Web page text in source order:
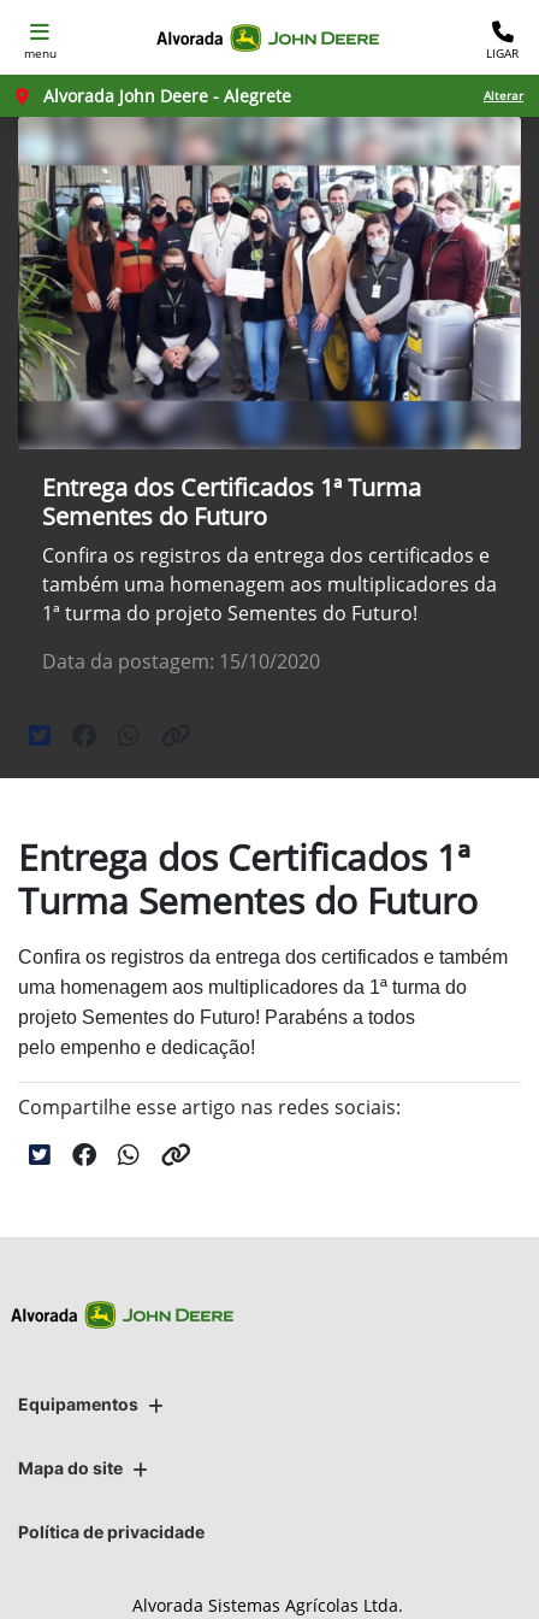
menu LIGAR
Alvorada John Deere - Alegrete Alterar
Entrega dos Certificados 1ª Turma
Sementes do Futuro
Confira os registros da entrega dos certificados e
também uma homenagem aos multiplicadores da
1ª turma do projeto Sementes do Futuro!
Data da postagem: 15/10/2020
Entrega dos Certificados 1ª
Turma Sementes do Futuro
Confira os registros da entrega dos certificados e também
uma homenagem aos multiplicadores da 1ª turma do
projeto Sementes do Futuro! Parabéns a todos
pelo empenho e dedicação!
Compartilhe esse artigo nas redes sociais:
Equipamentos
Mapa do site
Política de privacidade
Alvorada Sistemas Agrícolas Ltda.